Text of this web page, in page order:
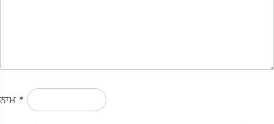
ਨਾਮ *